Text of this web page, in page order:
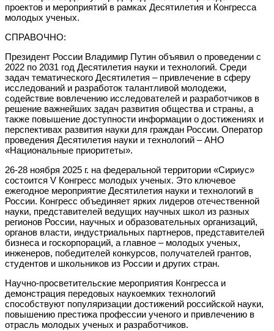
проектов и мероприятий в рамках Десятилетия и Конгресса
молодых ученых.
СПРАВОЧНО:
Президент России Владимир Путин объявил о проведении с
2022 по 2031 год Десятилетия науки и технологий. Среди
задач тематического Десятилетия – привлечение в сферу
исследований и разработок талантливой молодежи,
содействие вовлечению исследователей и разработчиков в
решение важнейших задач развития общества и страны, а
также повышение доступности информации о достижениях и
перспективах развития науки для граждан России. Оператор
проведения Десятилетия науки и технологий – АНО
«Национальные приоритеты».
26-28 ноября 2025 г. на федеральной территории «Сириус»
состоится V Конгресс молодых ученых. Это ключевое
ежегодное мероприятие Десятилетия науки и технологий в
России. Конгресс объединяет ярких лидеров отечественной
науки, представителей ведущих научных школ из разных
регионов России, научных и образовательных организаций,
органов власти, индустриальных партнеров, представителей
бизнеса и госкорпораций, а главное – молодых ученых,
инженеров, победителей конкурсов, получателей грантов,
студентов и школьников из России и других стран.
Научно-просветительские мероприятия Конгресса и
демонстрация передовых наукоемких технологий
способствуют популяризации достижений российской науки,
повышению престижа профессии ученого и привлечению в
отрасль молодых ученых и разработчиков.